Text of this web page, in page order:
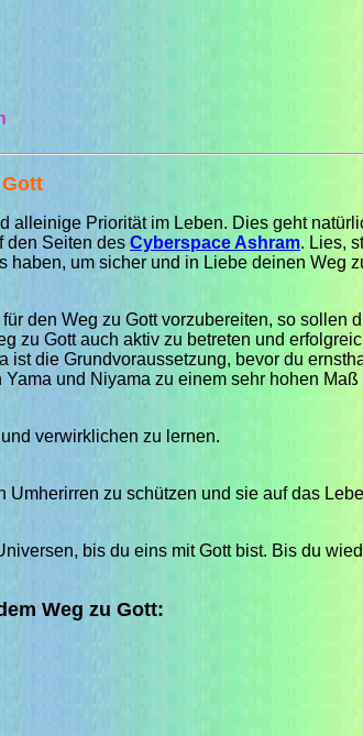
alleinige Priorität im Leben. Dies geht
den Seiten des Cyberspace Ashram. Lies,
um sicher und in Liebe deinen Weg
den Weg zu Gott vorzubereiten, so sollen
zu Gott auch aktiv zu betreten und
die Grundvoraussetzung, bevor du
und Niyama zu einem sehr hohen
verwirklichen zu lernen.
zu schützen und sie auf das
bis du eins mit Gott bist. Bis du
Weg zu Gott: